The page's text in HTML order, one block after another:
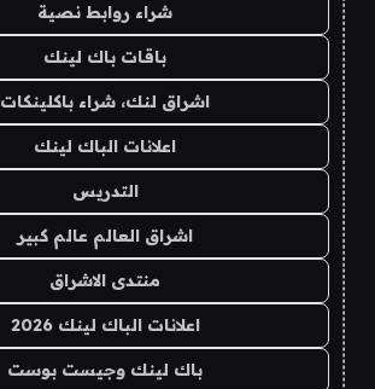
شراء روابط نصية
باقات باك لينك
اشراق لنك، شراء باكلينكات
اعلانات الباك لينك
التدريس
اشراق العالم عالم كبير
منتدى الاشراق
اعلانات الباك لينك 2026
باك لينك وجيست بوست